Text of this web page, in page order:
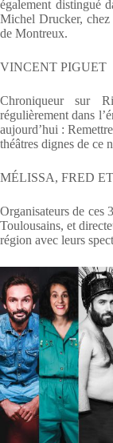
également distingué
Michel Drucker, chez
de Montreux.
VINCENT PIGUET
Chroniqueur sur
régulièrement dans
aujourd’hui :
théâtres dignes de ce
MÉLISSA, FRED
Organisateurs de ces
Toulousains, et
région avec leurs